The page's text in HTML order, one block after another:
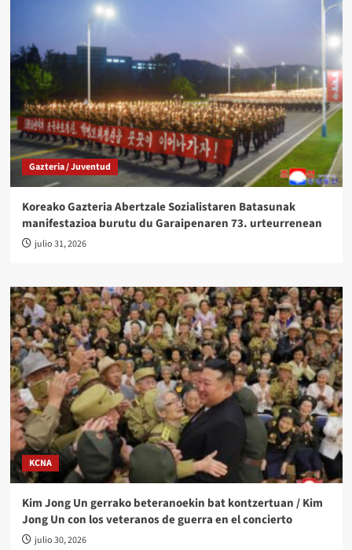
Gazteria / Juventud
Koreako Gazteria Abertzale Sozialistaren Batasunak
manifestazioa burutu du Garaipenaren 73. urteurrenean
julio 31, 2026
KCNA
Kim Jong Un gerrako beteranoekin bat kontzertuan / Kim
Jong Un con los veteranos de guerra en el concierto
julio 30, 2026